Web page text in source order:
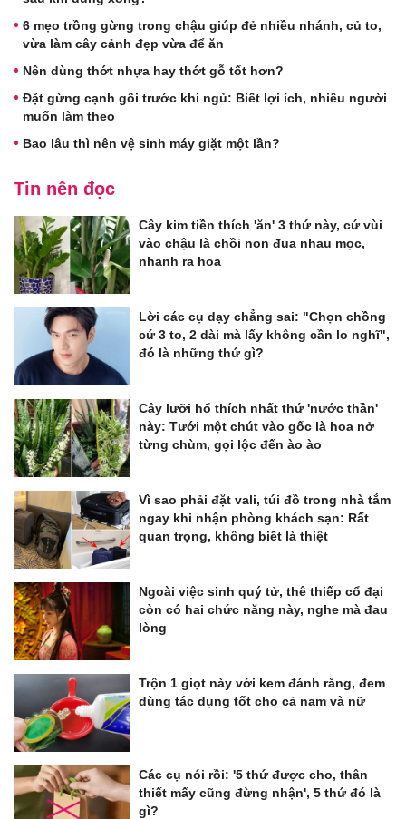
6 mẹo trồng gừng trong chậu giúp đẻ nhiều nhánh, củ to,
vừa làm cây cảnh đẹp vừa để ăn
Nên dùng thớt nhựa hay thớt gỗ tốt hơn?
Đặt gừng cạnh gối trước khi ngủ: Biết lợi ích, nhiều người
muốn làm theo
Bao lâu thì nên vệ sinh máy giặt một lần?
Tin nên đọc
Cây kim tiền thích 'ăn' 3 thứ này, cứ vùi
vào chậu là chồi non đua nhau mọc,
nhanh ra hoa
Lời các cụ dạy chẳng sai: "Chọn chồng
cứ 3 to, 2 dài mà lấy không cần lo nghĩ",
đó là những thứ gì?
Cây lưỡi hổ thích nhất thứ 'nước thần'
này: Tưới một chút vào gốc là hoa nở
từng chùm, gọi lộc đến ào ào
Vì sao phải đặt vali, túi đồ trong nhà tắm
ngay khi nhận phòng khách sạn: Rất
quan trọng, không biết là thiệt
Ngoài việc sinh quý tử, thê thiếp cổ đại
còn có hai chức năng này, nghe mà đau
lòng
Trộn 1 giọt này với kem đánh răng, đem
dùng tác dụng tốt cho cả nam và nữ
Các cụ nói rồi: '5 thứ được cho, thân
thiết mấy cũng đừng nhận', 5 thứ đó là
gì?